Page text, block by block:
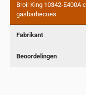
Broil King 10342-E400A
gasbarbecues
Fabrikant
Beoordelingen